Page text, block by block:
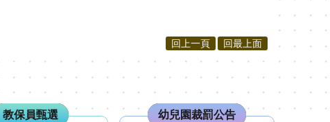
回上一頁 回最上面
教保員甄選 幼兒園裁罰公告